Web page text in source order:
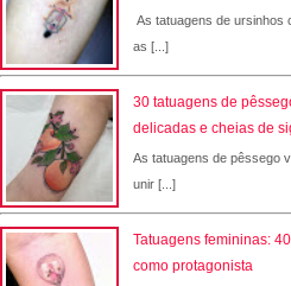
As tatuagens de ursinhos
as [...]
30 tatuagens de
delicadas e cheias de
As tatuagens de pêssego
unir [...]
Tatuagens femininas:
como protagonista